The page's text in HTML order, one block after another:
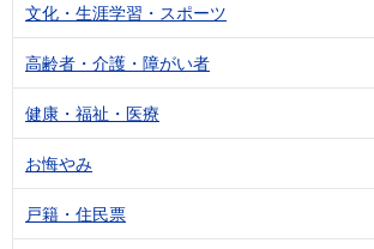
文化・生涯学習・スポーツ
高齢者・介護・障がい者
健康・福祉・医療
お悔やみ
戸籍・住民票